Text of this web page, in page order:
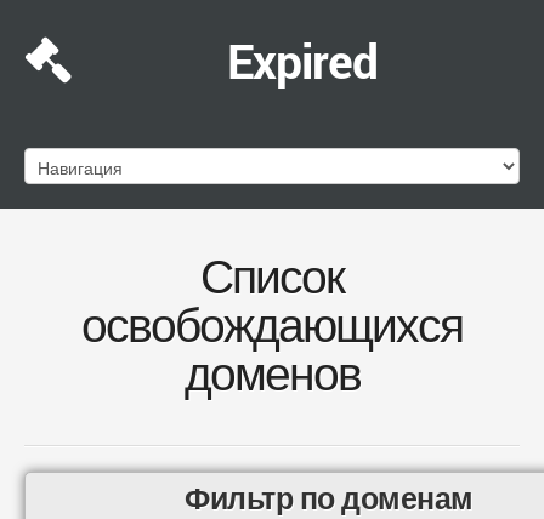
Expired
Список
освобождающихся
доменов
Фильтр по доменам